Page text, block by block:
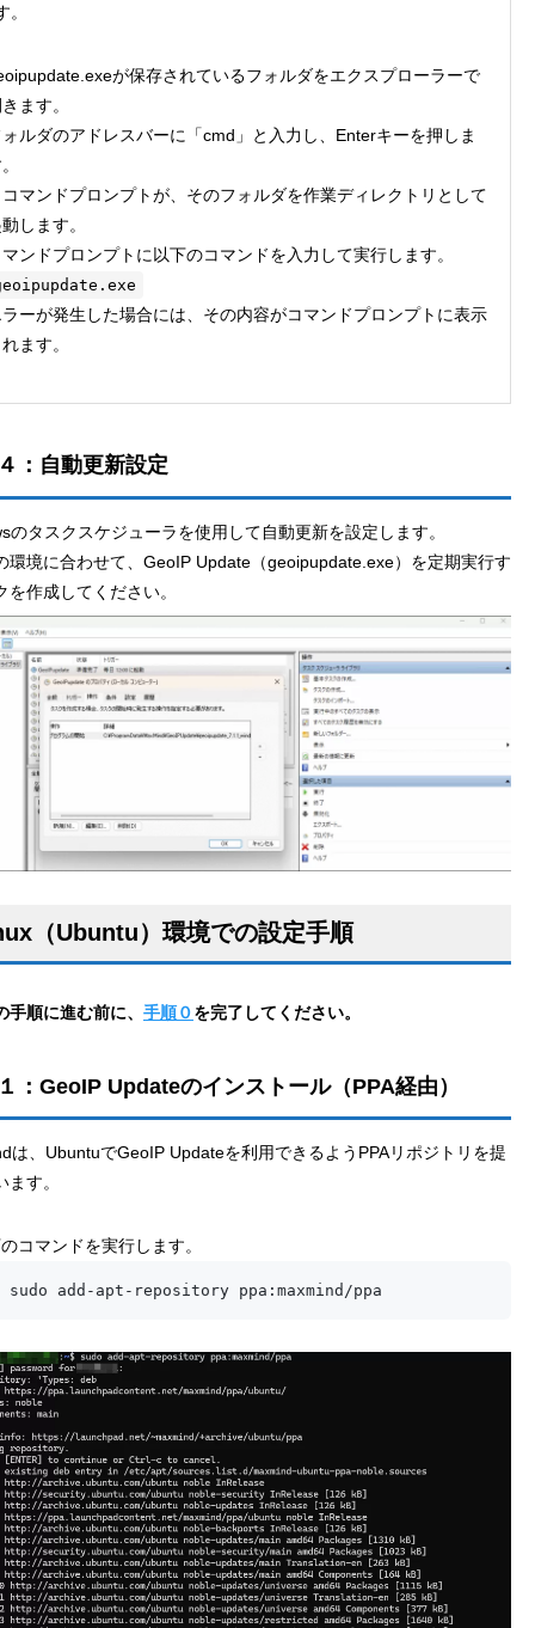
。
が保存されているフォルダをエクスプローラーで
ます。
ルダのアドレスバーに「cmd」と入力し、Enterキーを押しま
マンドプロンプトが、そのフォルダを作業ディレクトリとして
します。
ンドプロンプトに以下のコマンドを入力して実行します。
ーが発生した場合には、その内容がコマンドプロンプトに表示
ます。
：自動更新設定
のタスクスケジューラを使用して自動更新を設定します。
環境に合わせて、GeoIP Update（geoipupdate.exe）を定期実行す
を作成してください。
（Ubuntu）環境での設定手順
順に進む前に、 手順０を完了してください。
：GeoIP Updateのインストール（PPA経由）
は、UbuntuでGeoIP Updateを利用できるようPPAリポジトリを提
ます。
コマンドを実行します。
sudo add-apt-repository ppa:maxmind/ppa